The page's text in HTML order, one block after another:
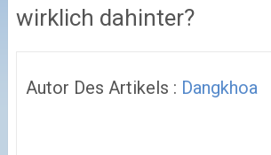
wirklich dahinter?
Autor Des Artikels : Dangkhoa